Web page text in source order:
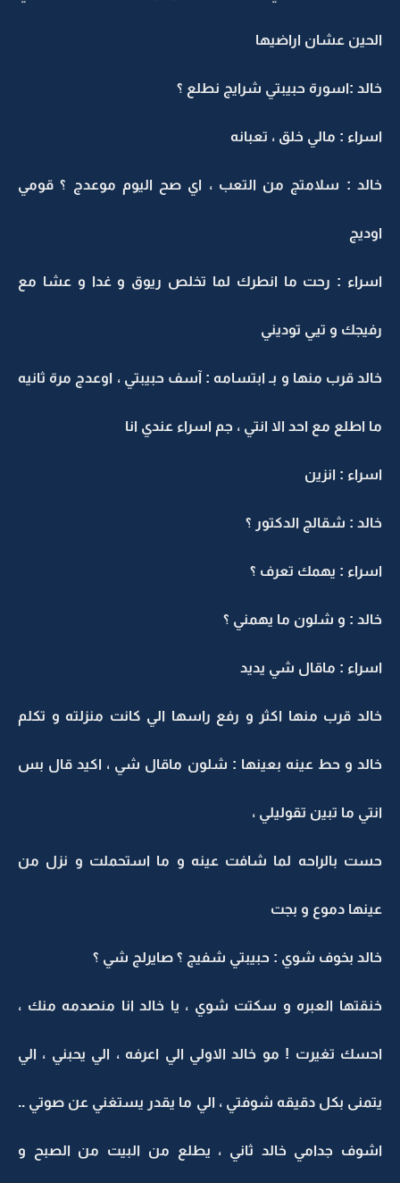
الحين عشان اراضيها
خالد :اسورة حبيبتي شرايج نطلع ؟
اسراء : مالي خلق ، تعبانه
خالد : سلامتج من التعب ، اي صح اليوم موعدج ؟ قومي
اوديج
اسراء : رحت ما انطرك لما تخلص ريوق و غدا و عشا مع
رفيجك و تيي توديني
خالد قرب منها و بـ ابتسامه : آسف حبيبتي ، اوعدج مرة ثانيه
ما اطلع مع احد الا انتي ، جم اسراء عندي انا
اسراء : انزين
خالد : شقالج الدكتور ؟
اسراء : يهمك تعرف ؟
خالد : و شلون ما يهمني ؟
اسراء : ماقال شي يديد
خالد قرب منها اكثر و رفع راسها الي كانت منزلته و تكلم
خالد و حط عينه بعينها : شلون ماقال شي ، اكيد قال بس
انتي ما تبين تقوليلي ،
حست بالراحه لما شافت عينه و ما استحملت و نزل من
عينها دموع و بجت
خالد بخوف شوي : حبيبتي شفيج ؟ صايرلج شي ؟
خنقتها العبره و سكتت شوي ، يا خالد انا منصدمه منك ،
احسك تغيرت ! مو خالد الاولي الي اعرفه ، الي يحبني ، الي
يتمنى بكل دقيقه شوفتي ، الي ما يقدر يستغني عن صوتي ..
اشوف جدامي خالد ثاني ، يطلع من البيت من الصبح و